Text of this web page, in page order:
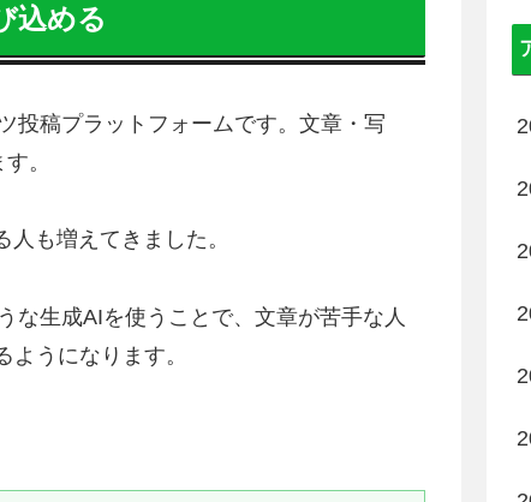
込める
投稿プラットフォームです。文章・写
。
も増えてきました。
な生成AIを使うことで、文章が苦手な人
うになります。